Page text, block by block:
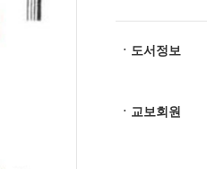
ㆍ도서정보
ㆍ교보회원